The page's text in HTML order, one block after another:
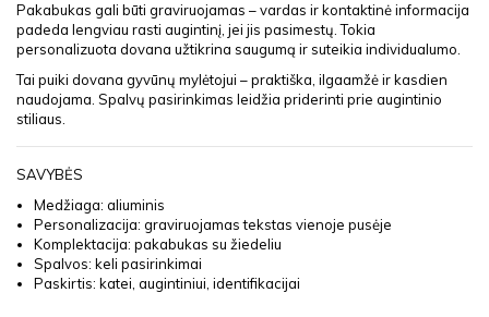
Pakabukas gali būti graviruojamas – vardas ir kontaktinė informacija
padeda lengviau rasti augintinį, jei jis pasimestų. Tokia
personalizuota dovana užtikrina saugumą ir suteikia individualumo.
Tai puiki dovana gyvūnų mylėtojui – praktiška, ilgaamžė ir kasdien
naudojama. Spalvų pasirinkimas leidžia priderinti prie augintinio
stiliaus.
SAVYBĖS
Medžiaga: aliuminis
Personalizacija: graviruojamas tekstas vienoje pusėje
Komplektacija: pakabukas su žiedeliu
Spalvos: keli pasirinkimai
Paskirtis: katei, augintiniui, identifikacijai